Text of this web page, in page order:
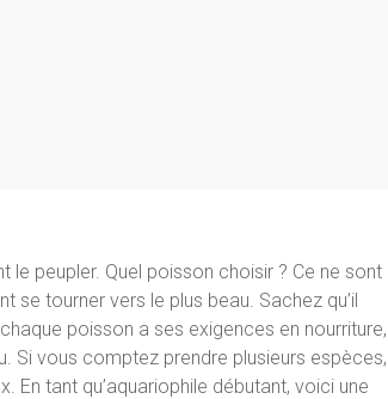
le peupler. Quel poisson choisir ? Ce ne sont
se tourner vers le plus beau. Sachez qu’il
poisson a ses exigences en nourriture,
Si vous comptez prendre plusieurs espèces,
En tant qu’aquariophile débutant, voici une